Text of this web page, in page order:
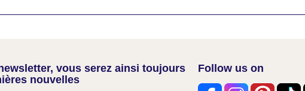
vous serez ainsi toujours
nouvelles
Follow us on